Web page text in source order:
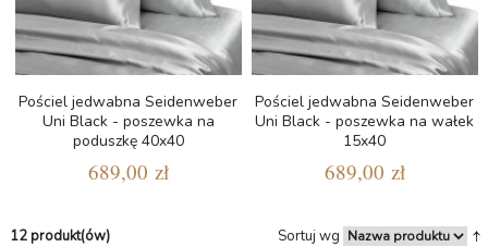
Pościel jedwabna Seidenweber
Uni Black - poszewka na
poduszkę 40x40
689,00 zł
Pościel jedwabna Seidenweber
Uni Black - poszewka na wałek
15x40
689,00 zł
12 produkt(ów) Sortuj wg